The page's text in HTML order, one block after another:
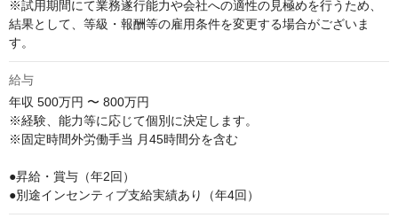
※試用期間にて業務遂行能力や会社への適性の見極めを行うため、
結果として、等級・報酬等の雇用条件を変更する場合がございま
す。
給与
年収 500万円 〜 800万円
※経験、能力等に応じて個別に決定します。
※固定時間外労働手当 月45時間分を含む
●昇給・賞与（年2回）
●別途インセンティブ支給実績あり（年4回）